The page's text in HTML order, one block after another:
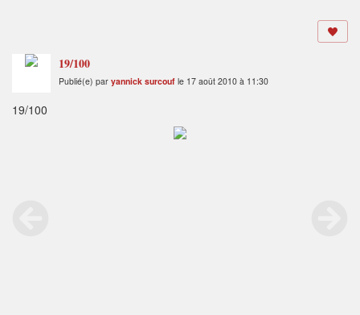
19/100
Publié(e) par yannick surcouf le 17 août 2010 à 11:30
19/100